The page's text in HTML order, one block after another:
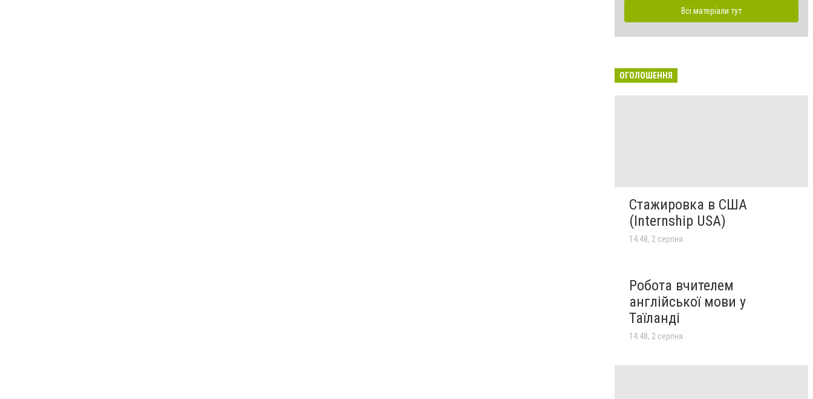
Всі матеріали тут
ОГОЛОШЕННЯ
Стажировка в США
(Internship USA)
14:48, 2 серпня
Робота вчителем
англійської мови у
Таїланді
14:48, 2 серпня